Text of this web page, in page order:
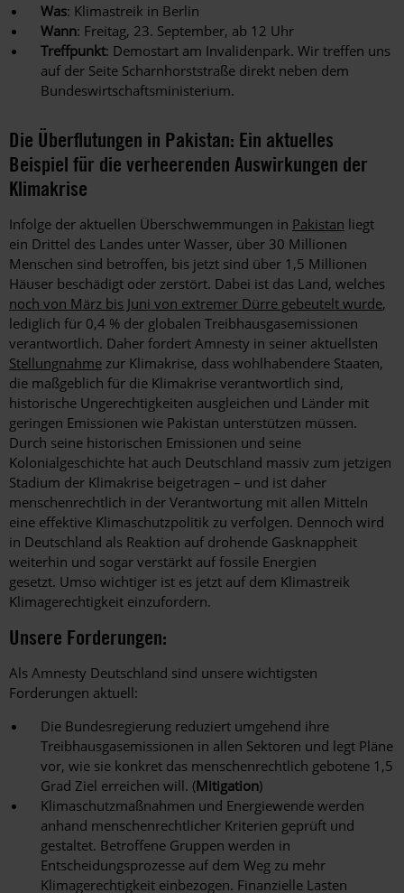
Was: Klimastreik in Berlin
Wann: Freitag, 23. September, ab 12 Uhr
Treffpunkt: Demostart am Invalidenpark. Wir treffen uns
auf der Seite Scharnhorststraße direkt neben dem
Bundeswirtschaftsministerium.
Die Überflutungen in Pakistan: Ein aktuelles
Beispiel für die verheerenden Auswirkungen der
Klimakrise
Infolge der aktuellen Überschwemmungen in Pakistan liegt
ein Drittel des Landes unter Wasser, über 30 Millionen
Menschen sind betroffen, bis jetzt sind über 1,5 Millionen
Häuser beschädigt oder zerstört. Dabei ist das Land, welches
noch von März bis Juni von extremer Dürre gebeutelt wurde,
lediglich für 0,4 % der globalen Treibhausgasemissionen
verantwortlich. Daher fordert Amnesty in seiner aktuellsten
Stellungnahme zur Klimakrise, dass wohlhabendere Staaten,
die maßgeblich für die Klimakrise verantwortlich sind,
historische Ungerechtigkeiten ausgleichen und Länder mit
geringen Emissionen wie Pakistan unterstützen müssen.
Durch seine historischen Emissionen und seine
Kolonialgeschichte hat auch Deutschland massiv zum jetzigen
Stadium der Klimakrise beigetragen – und ist daher
menschenrechtlich in der Verantwortung mit allen Mitteln
eine effektive Klimaschutzpolitik zu verfolgen. Dennoch wird
in Deutschland als Reaktion auf drohende Gasknappheit
weiterhin und sogar verstärkt auf fossile Energien
gesetzt. Umso wichtiger ist es jetzt auf dem Klimastreik
Klimagerechtigkeit einzufordern.
Unsere Forderungen:
Als Amnesty Deutschland sind unsere wichtigsten
Forderungen aktuell:
Die Bundesregierung reduziert umgehend ihre
Treibhausgasemissionen in allen Sektoren und legt Pläne
vor, wie sie konkret das menschenrechtlich gebotene 1,5
Grad Ziel erreichen will. (Mitigation)
Klimaschutzmaßnahmen und Energiewende werden
anhand menschenrechtlicher Kriterien geprüft und
gestaltet. Betroffene Gruppen werden in
Entscheidungsprozesse auf dem Weg zu mehr
Klimagerechtigkeit einbezogen. Finanzielle Lasten